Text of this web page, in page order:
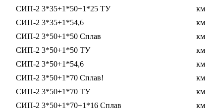
СИП-2 3*35+1*50+1*25 ТУ
км
СИП-2 3*35+1*54,6
км
СИП-2 3*50+1*50 Сплав
км
СИП-2 3*50+1*50 ТУ
км
СИП-2 3*50+1*54,6
км
СИП-2 3*50+1*70 Сплав!
км
СИП-2 3*50+1*70 ТУ
км
СИП-2 3*50+1*70+1*16 Сплав
км